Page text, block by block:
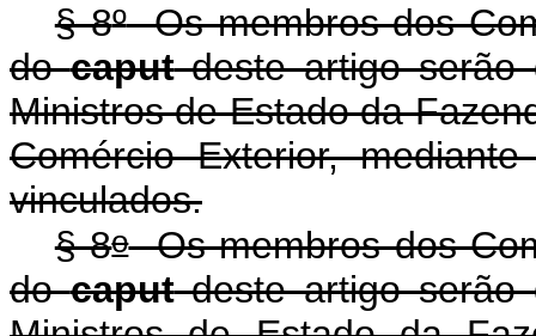
§ 8ºOs membros dos
docaputdeste artigo serão
Ministros de Estado da
Comércio Exterior,
vinculados.
§ 8oOs membros dos
docaputdeste artigo serão